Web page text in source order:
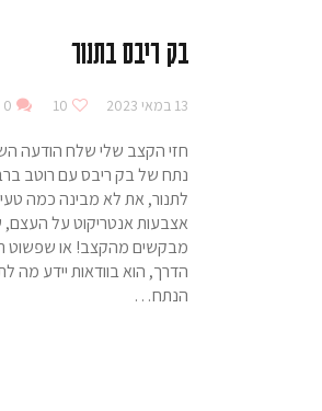
בק ריבס בתנור
13 במאי 2023 10
0
חזי הקצב שלי שלח הודעה
נתח של בק ריבס עם רוטב
לתנור, את לא מבינה כמה
אצבעות אנטריקוט על
הדרך, הוא בוודאות יידע מה
הנתח…